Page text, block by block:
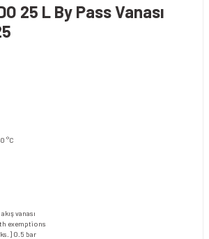
25 L By Pass Vanası
°C
vanası
exemptions
0.5 bar